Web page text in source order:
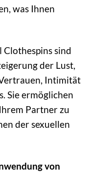
was Ihnen
Clothespins sind
der Lust,
Intimität
Sie ermöglichen
Partner zu
der sexuellen
von